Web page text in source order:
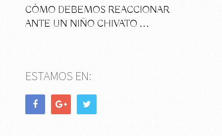
CÓMO DEBEMOS REACCIONAR
ANTE UN NIÑO CHIVATO …
ESTAMOS EN: